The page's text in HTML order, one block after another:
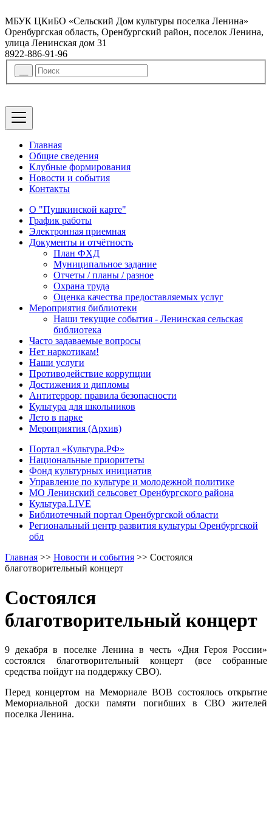
МБУК ЦКиБО «Сельский Дом культуры поселка Ленина»
Оренбургская область, Оренбургский район, поселок Ленина,
улица Ленинская дом 31
8922-886-91-96
Главная
Общие сведения
Клубные формирования
Новости и события
Контакты
О "Пушкинской карте"
График работы
Электронная приемная
Документы и отчётность
План ФХД
Муниципальное задание
Отчеты / планы / разное
Охрана труда
Оценка качества предоставляемых услуг
Мероприятия библиотеки
Наши текущие события - Ленинская сельская
библиотека
Часто задаваемые вопросы
Нет наркотикам!
Наши услуги
Противодействие коррупции
Достижения и дипломы
Антитеррор: правила безопасности
Культура для школьников
Лето в парке
Мероприятия (Архив)
Портал «Культура.РФ»
Национальные приоритеты
Фонд культурных инициатив
Управление по культуре и молодежной политике
МО Ленинский сельсовет Оренбургского района
Культура.LIVE
Библиотечный портал Оренбургской области
Региональный центр развития культуры Оренбургской
обл
Главная >> Новости и события >> Cостоялся
благотворительный концерт
Cостоялся
благотворительный концерт
9 декабря в поселке Ленина в честь «Дня Героя России»
состоялся благотворительный концерт (все собранные
средства пойдут на поддержку СВО).
Перед концертом на Мемориале ВОВ состоялось открытие
Мемориальной доски памяти погибших в СВО жителей
поселка Ленина.